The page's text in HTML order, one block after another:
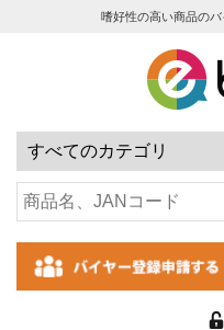
嗜好性の高い商品の